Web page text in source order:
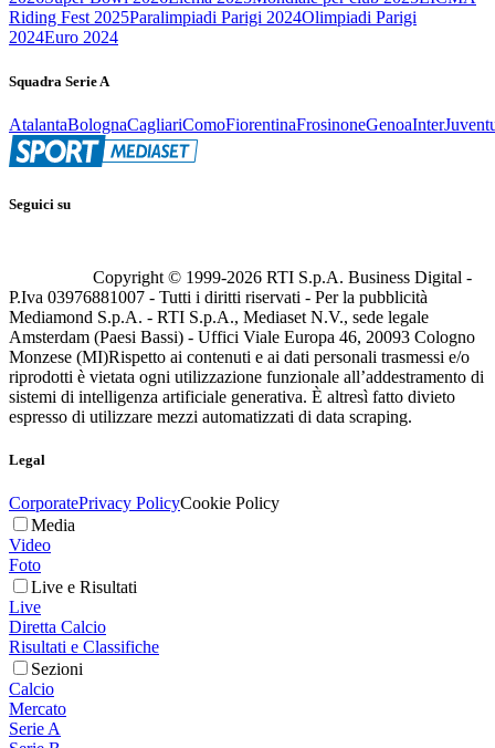
Riding Fest 2025Paralimpiadi Parigi 2024Olimpiadi Parigi
2024Euro 2024
Squadra Serie A
AtalantaBolognaCagliariComoFiorentinaFrosinoneGenoaInter
Seguici su
Copyright © 1999-2026 RTI S.p.A. Business Digital -
P.Iva 03976881007 - Tutti i diritti riservati - Per la pubblicità
Mediamond S.p.A. - RTI S.p.A., Mediaset N.V., sede legale
Amsterdam (Paesi Bassi) - Uffici Viale Europa 46, 20093 Cologno
Monzese (MI)Rispetto ai contenuti e ai dati personali trasmessi e/o
riprodotti è vietata ogni utilizzazione funzionale all’addestramento di
sistemi di intelligenza artificiale generativa. È altresì fatto divieto
espresso di utilizzare mezzi automatizzati di data scraping.
Legal
CorporatePrivacy PolicyCookie Policy
Media
Video
Foto
Live e Risultati
Live
Diretta Calcio
Risultati e Classifiche
Sezioni
Calcio
Mercato
Serie A